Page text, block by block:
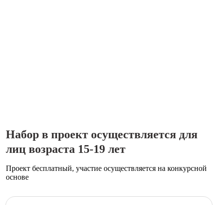
Набор в проект осуществляется для
лиц возраста 15-19 лет
Проект бесплатный, участие осуществляется на конкурсной
основе